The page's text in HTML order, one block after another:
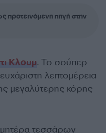
πηγή στην
Κλουμ. Το σούπερ
λεπτομέρεια
μεγαλύτερης κόρης
μητέρα τεσσάρων